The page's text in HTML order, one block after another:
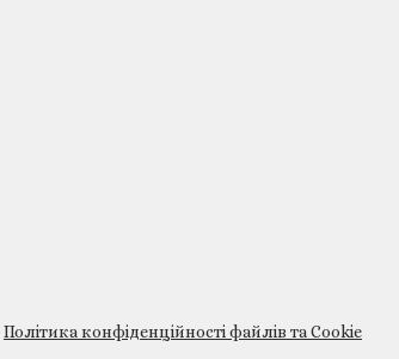
Політика конфіденційності файлів та Cookie